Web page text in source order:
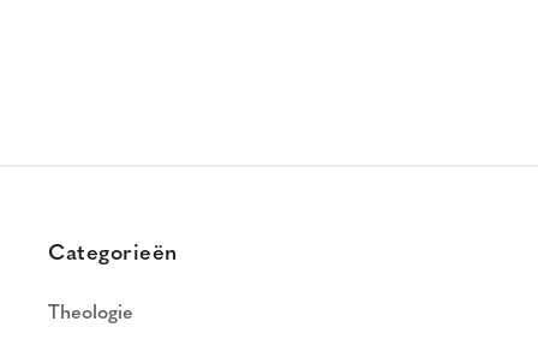
Categorieën
Theologie